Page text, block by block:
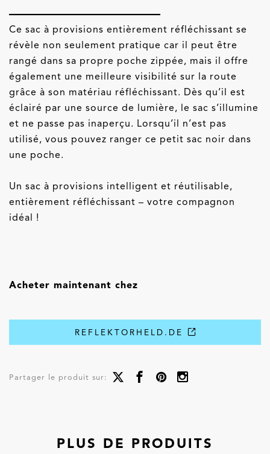
Ce sac à provisions entièrement réfléchissant se
révèle non seulement pratique car il peut être
rangé dans sa propre poche zippée, mais il offre
également une meilleure visibilité sur la route
grâce à son matériau réfléchissant. Dès qu’il est
éclairé par une source de lumière, le sac s’illumine
et ne passe pas inaperçu. Lorsqu’il n’est pas
utilisé, vous pouvez ranger ce petit sac noir dans
une poche.
Un sac à provisions intelligent et réutilisable,
entièrement réfléchissant – votre compagnon
idéal !
Acheter maintenant chez
REFLEKTORHELD.DE
Partager le produit sur:
PLUS DE PRODUITS